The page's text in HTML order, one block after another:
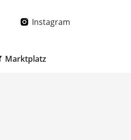
Instagram
Marktplatz